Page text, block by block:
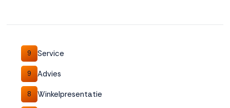
9 Service
9 Advies
8 Winkelpresentatie